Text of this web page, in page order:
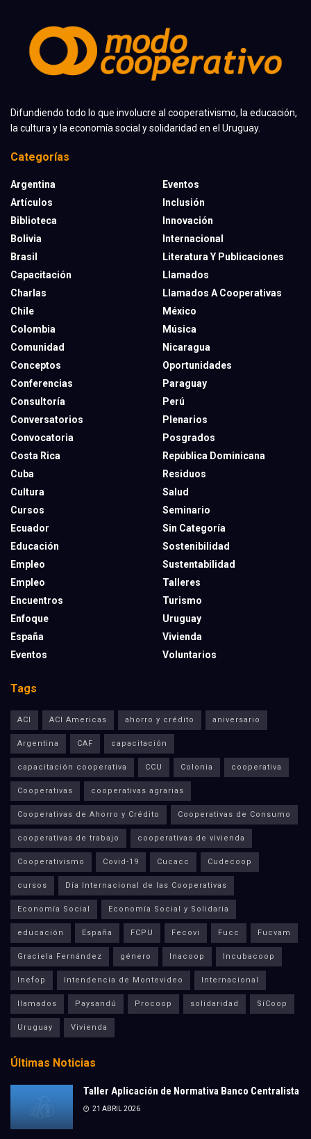
Difundiendo todo lo que involucre al cooperativismo, la educación,
la cultura y la economía social y solidaridad en el Uruguay.
Categorías
Argentina
Artículos
Biblioteca
Bolivia
Brasil
Capacitación
Charlas
Chile
Colombia
Comunidad
Conceptos
Conferencias
Consultoría
Conversatorios
Convocatoria
Costa Rica
Cuba
Cultura
Cursos
Ecuador
Educación
Empleo
Empleo
Encuentros
Enfoque
España
Eventos
Eventos
Inclusión
Innovación
Internacional
Literatura Y Publicaciones
Llamados
Llamados A Cooperativas
México
Música
Nicaragua
Oportunidades
Paraguay
Perú
Plenarios
Posgrados
República Dominicana
Residuos
Salud
Seminario
Sin Categoría
Sostenibilidad
Sustentabilidad
Talleres
Turismo
Uruguay
Vivienda
Voluntarios
Tags
ACI ACI Americas ahorro y crédito aniversario
Argentina CAF capacitación
capacitación cooperativa CCU Colonia cooperativa
Cooperativas cooperativas agrarias
Cooperativas de Ahorro y Crédito Cooperativas de Consumo
cooperativas de trabajo cooperativas de vivienda
Cooperativismo Covid-19 Cucacc Cudecoop
cursos Día Internacional de las Cooperativas
Economía Social Economía Social y Solidaria
educación España FCPU Fecovi Fucc Fucvam
Graciela Fernández género Inacoop Incubacoop
Inefop Intendencia de Montevideo Internacional
llamados Paysandú Procoop solidaridad SíCoop
Uruguay Vivienda
Últimas Noticias
Taller Aplicación de Normativa Banco Centralista
21 ABRIL 2026